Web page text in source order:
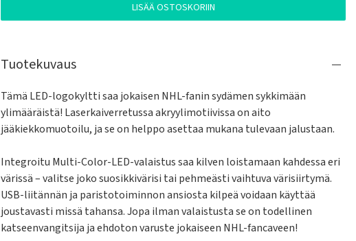
LISÄÄ OSTOSKORIIN
Tuotekuvaus
Tämä LED-logokyltti saa jokaisen NHL-fanin sydämen sykkimään
ylimääräistä! Laserkaiverretussa akryylimotiivissa on aito
jääkiekkomuotoilu, ja se on helppo asettaa mukana tulevaan jalustaan.
Integroitu Multi-Color-LED-valaistus saa kilven loistamaan kahdessa eri
värissä – valitse joko suosikkivärisi tai pehmeästi vaihtuva värisiirtymä.
USB-liitännän ja paristotoiminnon ansiosta kilpeä voidaan käyttää
joustavasti missä tahansa. Jopa ilman valaistusta se on todellinen
katseenvangitsija ja ehdoton varuste jokaiseen NHL-fancaveen!